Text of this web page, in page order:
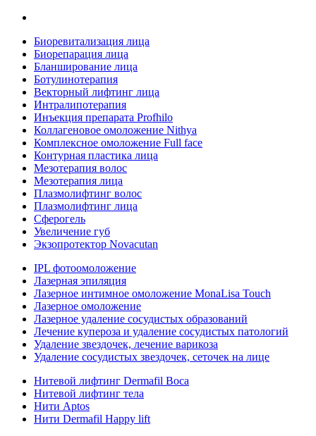
Биоревитализация лица
Биорепарация лица
Бланширование лица
Ботулинотерапия
Векторный лифтинг лица
Интралипотерапия
Инъекция препарата Profhilo
Коллагеновое омоложение Nithya
Комплексное омоложение Full face
Контурная пластика лица
Мезотерапия волос
Мезотерапия лица
Плазмолифтинг волос
Плазмолифтинг лица
Сферогель
Увеличение губ
Экзопротектор Novacutan
IPL фотоомоложение
Лазерная эпиляция
Лазерное интимное омоложение MonaLisa Touch
Лазерное омоложение
Лазерное удаление сосудистых образований
Лечение купероза и удаление сосудистых патологий
Удаление звездочек, лечение варикоза
Удаление сосудистых звездочек, сеточек на лице
Нитевой лифтинг Dermafil Boca
Нитевой лифтинг тела
Нити Aptos
Нити Dermafil Happy lift